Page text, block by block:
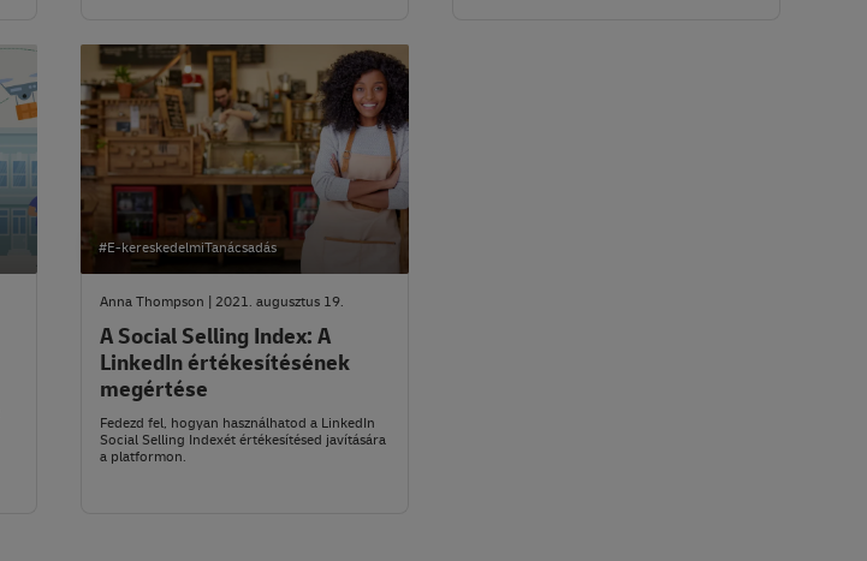
#E-kereskedelmiTanácsadás
Anna Thompson | 2021. augusztus 19.
A Social Selling Index: A
LinkedIn értékesítésének
megértése
Fedezd fel, hogyan használhatod a LinkedIn
Social Selling Indexét értékesítésed javítására
a platformon.